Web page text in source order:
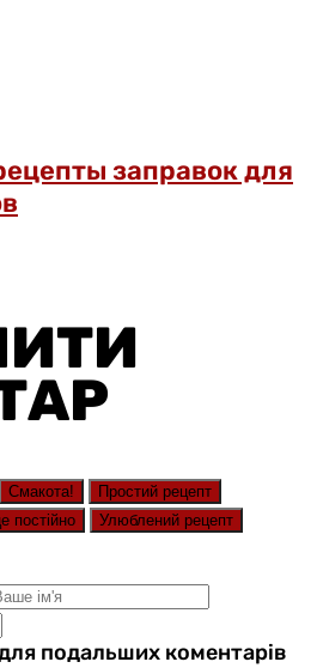
заправок для
Смакота!
Простий рецепт
постійно Улюблений рецепт
подальших коментарів